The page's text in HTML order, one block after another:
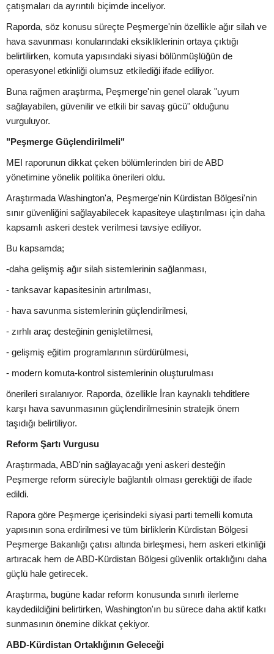
çatışmaları da ayrıntılı biçimde inceliyor.
Raporda, söz konusu süreçte Peşmerge'nin özellikle ağır silah ve
hava savunması konularındaki eksikliklerinin ortaya çıktığı
belirtilirken, komuta yapısındaki siyasi bölünmüşlüğün de
operasyonel etkinliği olumsuz etkilediği ifade ediliyor.
Buna rağmen araştırma, Peşmerge'nin genel olarak "uyum
sağlayabilen, güvenilir ve etkili bir savaş gücü" olduğunu
vurguluyor.
"Peşmerge Güçlendirilmeli"
MEI raporunun dikkat çeken bölümlerinden biri de ABD
yönetimine yönelik politika önerileri oldu.
Araştırmada Washington'a, Peşmerge'nin Kürdistan Bölgesi'nin
sınır güvenliğini sağlayabilecek kapasiteye ulaştırılması için daha
kapsamlı askeri destek verilmesi tavsiye ediliyor.
Bu kapsamda;
-daha gelişmiş ağır silah sistemlerinin sağlanması,
- tanksavar kapasitesinin artırılması,
- hava savunma sistemlerinin güçlendirilmesi,
- zırhlı araç desteğinin genişletilmesi,
- gelişmiş eğitim programlarının sürdürülmesi,
- modern komuta-kontrol sistemlerinin oluşturulması
önerileri sıralanıyor. Raporda, özellikle İran kaynaklı tehditlere
karşı hava savunmasının güçlendirilmesinin stratejik önem
taşıdığı belirtiliyor.
Reform Şartı Vurgusu
Araştırmada, ABD'nin sağlayacağı yeni askeri desteğin
Peşmerge reform süreciyle bağlantılı olması gerektiği de ifade
edildi.
Rapora göre Peşmerge içerisindeki siyasi parti temelli komuta
yapısının sona erdirilmesi ve tüm birliklerin Kürdistan Bölgesi
Peşmerge Bakanlığı çatısı altında birleşmesi, hem askeri etkinliği
artıracak hem de ABD-Kürdistan Bölgesi güvenlik ortaklığını daha
güçlü hale getirecek.
Araştırma, bugüne kadar reform konusunda sınırlı ilerleme
kaydedildiğini belirtirken, Washington'ın bu sürece daha aktif katkı
sunmasının önemine dikkat çekiyor.
ABD-Kürdistan Ortaklığının Geleceği